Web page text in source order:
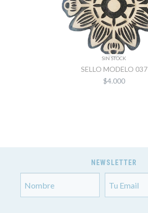
SIN STOCK
SELLO MODELO 037
$4.000
NEWSLETTER